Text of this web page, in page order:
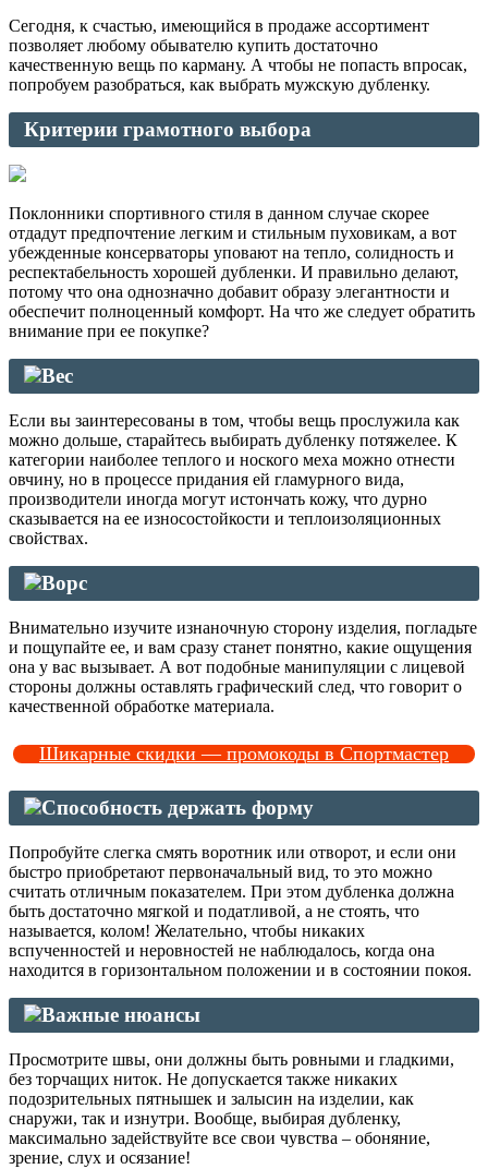
Сегодня, к счастью, имеющийся в продаже ассортимент
позволяет любому обывателю купить достаточно
качественную вещь по карману. А чтобы не попасть впросак,
попробуем разобраться, как выбрать мужскую дубленку.
Критерии грамотного выбора
Поклонники спортивного стиля в данном случае скорее
отдадут предпочтение легким и стильным пуховикам, а вот
убежденные консерваторы уповают на тепло, солидность и
респектабельность хорошей дубленки. И правильно делают,
потому что она однозначно добавит образу элегантности и
обеспечит полноценный комфорт. На что же следует обратить
внимание при ее покупке?
Вес
Если вы заинтересованы в том, чтобы вещь прослужила как
можно дольше, старайтесь выбирать дубленку потяжелее. К
категории наиболее теплого и ноского меха можно отнести
овчину, но в процессе придания ей гламурного вида,
производители иногда могут истончать кожу, что дурно
сказывается на ее износостойкости и теплоизоляционных
свойствах.
Ворс
Внимательно изучите изнаночную сторону изделия, погладьте
и пощупайте ее, и вам сразу станет понятно, какие ощущения
она у вас вызывает. А вот подобные манипуляции с лицевой
стороны должны оставлять графический след, что говорит о
качественной обработке материала.
Шикарные скидки — промокоды в Спортмастер
Способность держать форму
Попробуйте слегка смять воротник или отворот, и если они
быстро приобретают первоначальный вид, то это можно
считать отличным показателем. При этом дубленка должна
быть достаточно мягкой и податливой, а не стоять, что
называется, колом! Желательно, чтобы никаких
вспученностей и неровностей не наблюдалось, когда она
находится в горизонтальном положении и в состоянии покоя.
Важные нюансы
Просмотрите швы, они должны быть ровными и гладкими,
без торчащих ниток. Не допускается также никаких
подозрительных пятнышек и залысин на изделии, как
снаружи, так и изнутри. Вообще, выбирая дубленку,
максимально задействуйте все свои чувства – обоняние,
зрение, слух и осязание!